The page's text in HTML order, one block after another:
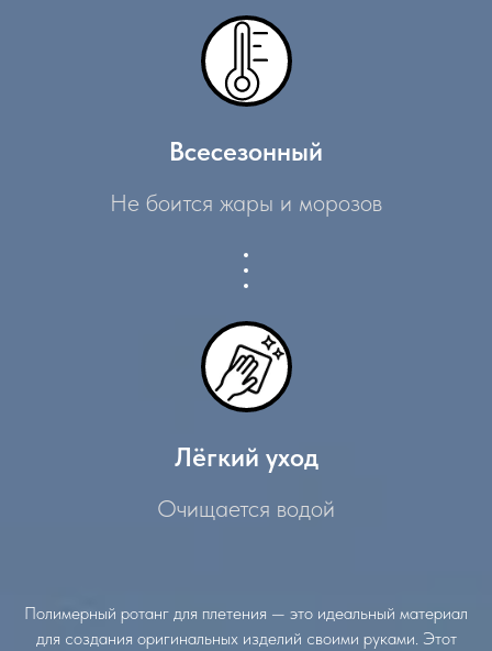
Всесезонный
Не боится жары и морозов
Лёгкий уход
Очищается водой
Полимерный ротанг для плетения — это идеальный материал
для создания оригинальных изделий своими руками. Этот